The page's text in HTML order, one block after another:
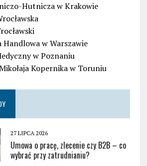
Hutnicza w Krakowie
Handlowa w Warszawie
w Poznaniu
Kopernika w Toruniu
27 LIPCA 2026
Umowa o pracę, zlecenie czy B2B – co
wybrać przy zatrudnianiu?